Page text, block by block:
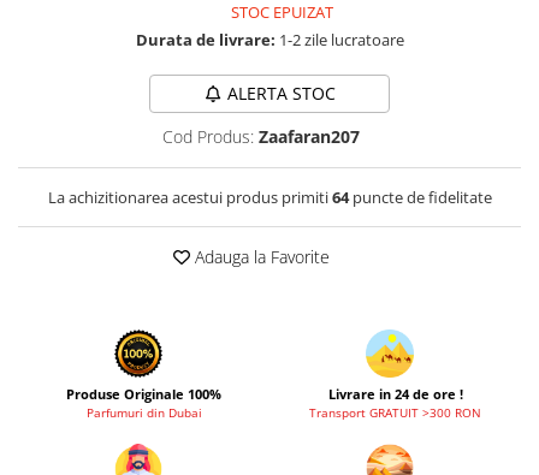
Al Fakhr Perfumes
Armaf
Asdaaf
Fragrance World
Frederic Patric
French Avenue
STOC EPUIZAT
Durata de livrare: 1-2 zile lucratoare
ALERTA STOC
Cod Produs: Zaafaran207
La achizitionarea acestui produs primiti64puncte de fidelitate
Adauga la Favorite
Produse Originale 100%
Parfumuri din Dubai
Livrare in 24 de ore !
Transport GRATUIT >300 RON